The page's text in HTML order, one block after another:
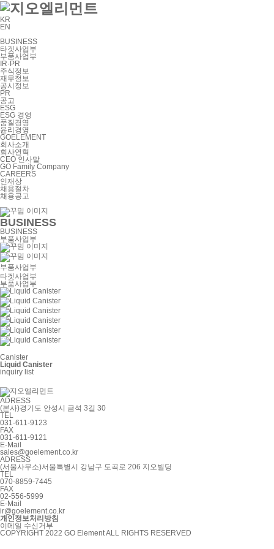
KR
EN
BUSINESS
타겟사업부
부품사업부
IR·PR
주식정보
재무정보
공시정보
PR
공고
ESG
ESG 경영
품질경영
윤리경영
GOELEMENT
회사소개
회사연혁
CEO 인사말
GO Family Company
CAREERS
인재상
채용절차
채용공고
BUSINESS
BUSINESS
부품사업부
부품사업부
타겟사업부
부품사업부
Canister
Liquid Canister
inquiry list
ADRESS
(본사)경기도 안성시 금석 3길 30
TEL
031-611-9123
FAX
031-611-9121
E-Mail
sales@goelement.co.kr
ADRESS
(서울사무소)서울특별시 강남구 도곡로 206 지오빌딩
TEL
070-8859-7445
FAX
02-556-5999
E-Mail
ir@goelement.co.kr
개인정보처리방침
이메일 수신거부
COPYRIGHT 2022 GO Element ALL RIGHTS RESERVED